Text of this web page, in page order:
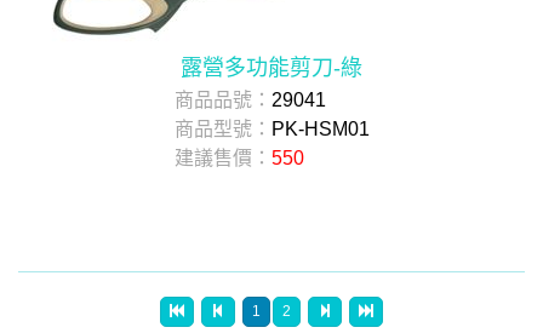
露營多功能剪刀-綠
商品品號： 29041
商品型號： PK-HSM01
建議售價： 550
1 2